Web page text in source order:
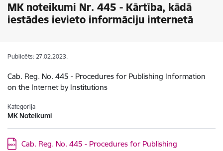
MK noteikumi Nr. 445 - Kārtība, kādā
iestādes ievieto informāciju internetā
Publicēts: 27.02.2023.
Cab. Reg. No. 445 - Procedures for Publishing Information
on the Internet by Institutions
Kategorija
MK Noteikumi
Lejupielādēt:
Cab. Reg. No. 445 - Procedures for Publishing